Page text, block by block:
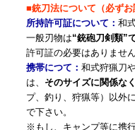
■銃刀法について（必ずお
所持許可証について： 和
一般刃物は“銃砲刀剣類”
許可証の必要はありません
携帯につて： 和式狩猟刀
は、 そのサイズに関係なく
プ、釣り、狩猟等）以外
で下さい。
※もし、キャンプ等に携